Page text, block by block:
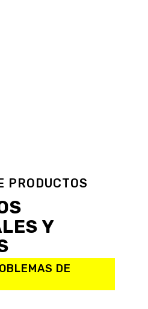
PRODUCTOS
Y
DE